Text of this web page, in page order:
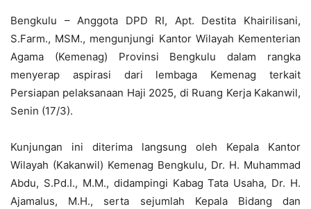
Bengkulu – Anggota DPD RI, Apt. Destita Khairilisani,
S.Farm., MSM., mengunjungi Kantor Wilayah Kementerian
Agama (Kemenag) Provinsi Bengkulu dalam rangka
menyerap aspirasi dari lembaga Kemenag terkait
Persiapan pelaksanaan Haji 2025, di Ruang Kerja Kakanwil,
Senin (17/3).
Kunjungan ini diterima langsung oleh Kepala Kantor
Wilayah (Kakanwil) Kemenag Bengkulu, Dr. H. Muhammad
Abdu, S.Pd.I., M.M., didampingi Kabag Tata Usaha, Dr. H.
Ajamalus, M.H., serta sejumlah Kepala Bidang dan